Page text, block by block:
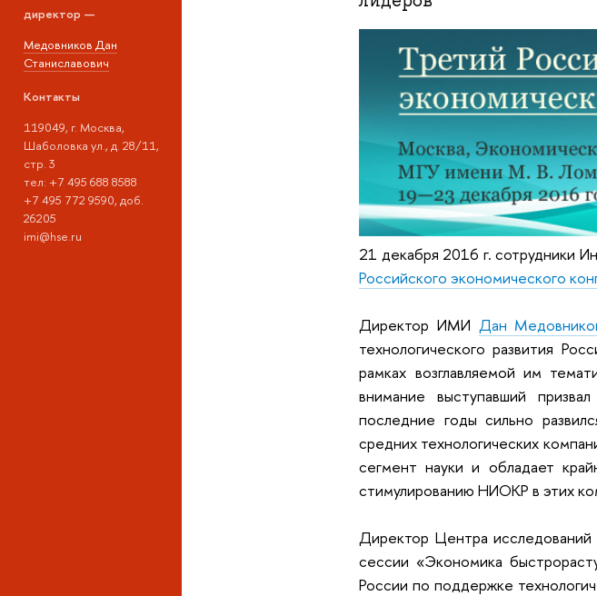
директор —
Медовников Дан
Станиславович
Контакты
119049, г. Москва,
Шаболовка ул., д. 28/11,
стр. 3
тел: +7 495 688 8588
+7 495 772 9590, доб.
26205
imi@hse.ru
21 декабря 2016 г. сотрудники
Российского экономического
Директор ИМИ Дан
технологического развития
рамках возглавляемой им
внимание выступавший
последние годы сильно
средних технологических
сегмент науки и обладает
стимулированию НИОКР в этих
Директор Центра
сессии «Экономика
России по поддержке